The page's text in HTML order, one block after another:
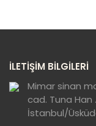
Ürün
Ürün
Ürün fiyatı
İLETİŞİM BİLGİLERİ
Mimar sinan
cad. Tuna
İstanbul/